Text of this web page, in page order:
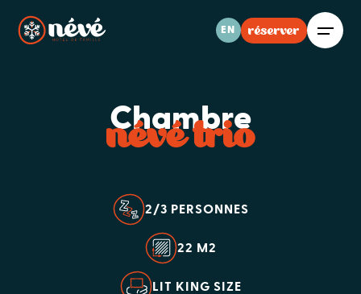
EN réserver
Chambre
névé trio
2/3 PERSONNES
22 M2
LIT KING SIZE